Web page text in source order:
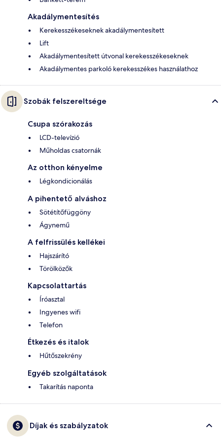
Akadálymentesítés
Kerekesszékeseknek akadálymentesített
Lift
Akadálymentesített útvonal kerekesszékeseknek
Akadálymentes parkoló kerekesszékes használathoz
Szobák felszereltsége
Csupa szórakozás
LCD-televízió
Műholdas csatornák
Az otthon kényelme
Légkondicionálás
A pihentető alváshoz
Sötétítőfüggöny
Ágynemű
A felfrissülés kellékei
Hajszárító
Törölközők
Kapcsolattartás
Íróasztal
Ingyenes wifi
Telefon
Étkezés és italok
Hűtőszekrény
Egyéb szolgáltatások
Takarítás naponta
Díjak és szabályzatok